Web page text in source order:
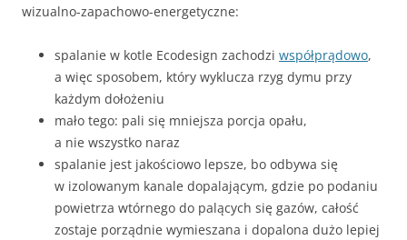
wizualno-zapachowo-energetyczne:
spalanie w kotle Ecodesign zachodzi współprądowo,
a więc sposobem, który wyklucza rzyg dymu przy
każdym dołożeniu
mało tego: pali się mniejsza porcja opału,
a nie wszystko naraz
spalanie jest jakościowo lepsze, bo odbywa się
w izolowanym kanale dopalającym, gdzie po podaniu
powietrza wtórnego do palących się gazów, całość
zostaje porządnie wymieszana i dopalona dużo lepiej